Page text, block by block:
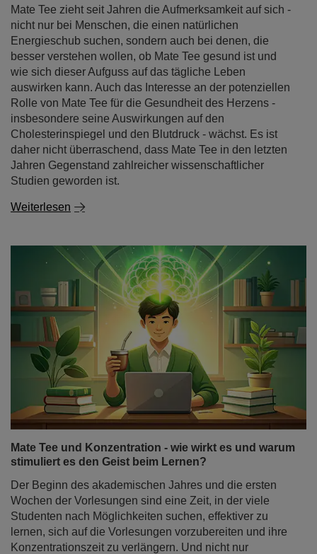
Mate Tee zieht seit Jahren die Aufmerksamkeit auf sich -
nicht nur bei Menschen, die einen natürlichen
Energieschub suchen, sondern auch bei denen, die
besser verstehen wollen, ob Mate Tee gesund ist und
wie sich dieser Aufguss auf das tägliche Leben
auswirken kann. Auch das Interesse an der potenziellen
Rolle von Mate Tee für die Gesundheit des Herzens -
insbesondere seine Auswirkungen auf den
Cholesterinspiegel und den Blutdruck - wächst. Es ist
daher nicht überraschend, dass Mate Tee in den letzten
Jahren Gegenstand zahlreicher wissenschaftlicher
Studien geworden ist.
Weiterlesen
Mate Tee und Konzentration - wie wirkt es und warum
stimuliert es den Geist beim Lernen?
Der Beginn des akademischen Jahres und die ersten
Wochen der Vorlesungen sind eine Zeit, in der viele
Studenten nach Möglichkeiten suchen, effektiver zu
lernen, sich auf die Vorlesungen vorzubereiten und ihre
Konzentrationszeit zu verlängern. Und nicht nur